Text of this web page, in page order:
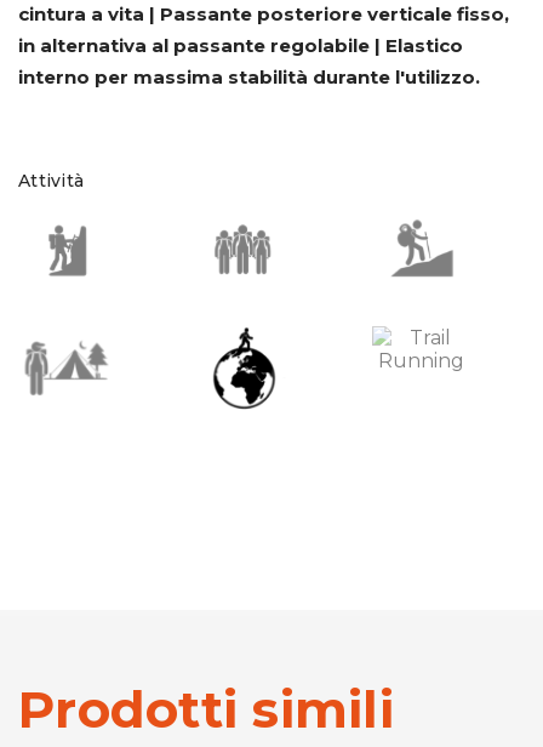
cintura a vita | Passante posteriore verticale fisso,
in alternativa al passante regolabile | Elastico
interno per massima stabilità durante l'utilizzo.
Attività
Prodotti simili